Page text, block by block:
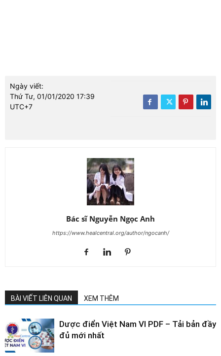
Ngày viết:
Thứ Tư, 01/01/2020 17:39
UTC+7
Bác sĩ Nguyễn Ngọc Anh
https://www.healcentral.org/author/ngocanh/
BÀI VIẾT LIÊN QUAN XEM THÊM
Dược điển Việt Nam VI PDF – Tải bản đầy
đủ mới nhất